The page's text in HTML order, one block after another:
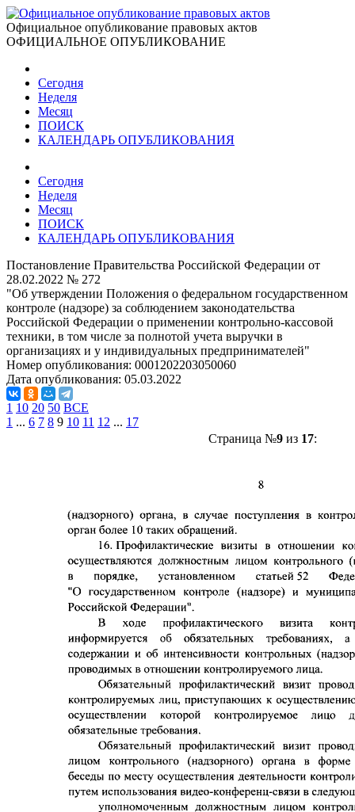
Официальное опубликование правовых актов
ОФИЦИАЛЬНОЕ ОПУБЛИКОВАНИЕ
Сегодня
Неделя
Месяц
ПОИСК
КАЛЕНДАРЬ ОПУБЛИКОВАНИЯ
Сегодня
Неделя
Месяц
ПОИСК
КАЛЕНДАРЬ ОПУБЛИКОВАНИЯ
Постановление Правительства Российской Федерации от
28.02.2022 № 272
"Об утверждении Положения о федеральном государственном
контроле (надзоре) за соблюдением законодательства
Российской Федерации о применении контрольно-кассовой
техники, в том числе за полнотой учета выручки в
организациях и у индивидуальных предпринимателей"
Номер опубликования: 0001202203050060
Дата опубликования: 05.03.2022
1 10 20 50 ВСЕ
1 ... 6 7 8 9 10 11 12 ... 17
Страница №9из 17: